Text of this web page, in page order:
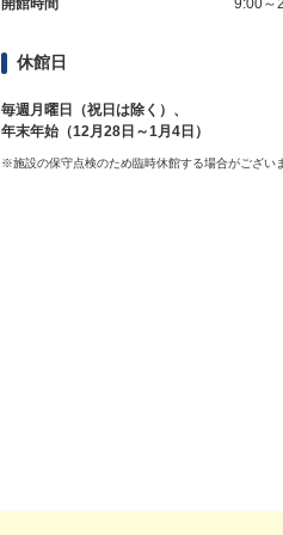
開館時間 9:00～
休館日
毎週月曜日（祝日は除く）、
年末年始（12月28日～1月4日）
※施設の保守点検のため臨時休館する場合がござい